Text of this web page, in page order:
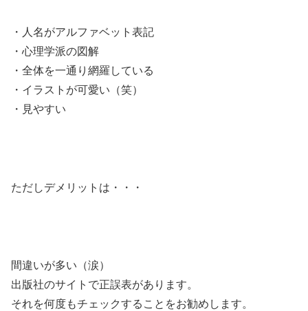
・人名がアルファベット表記
・心理学派の図解
・全体を一通り網羅している
・イラストが可愛い（笑）
・見やすい
ただしデメリットは・・・
間違いが多い（涙）
出版社のサイトで正誤表があります。
それを何度もチェックすることをお勧めします。